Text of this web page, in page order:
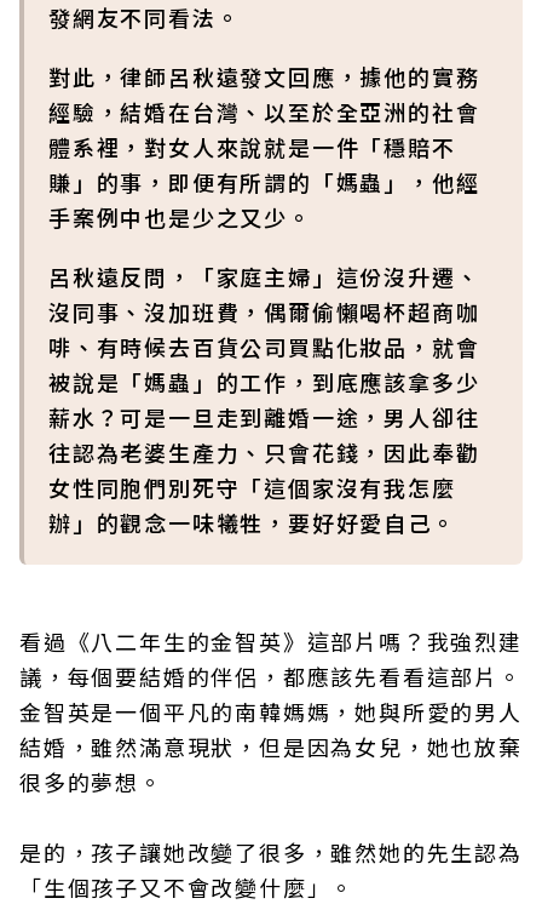
發網友不同看法。
對此，律師呂秋遠發文回應，據他的實務
經驗，結婚在台灣、以至於全亞洲的社會
體系裡，對女人來說就是一件「穩賠不
賺」的事，即便有所謂的「媽蟲」，他經
手案例中也是少之又少。
呂秋遠反問，「家庭主婦」這份沒升遷、
沒同事、沒加班費，偶爾偷懶喝杯超商咖
啡、有時候去百貨公司買點化妝品，就會
被說是「媽蟲」的工作，到底應該拿多少
薪水？可是一旦走到離婚一途，男人卻往
往認為老婆生產力、只會花錢，因此奉勸
女性同胞們別死守「這個家沒有我怎麼
辦」的觀念一味犧牲，要好好愛自己。
看過《八二年生的金智英》這部片嗎？我強烈建
議，每個要結婚的伴侶，都應該先看看這部片。
金智英是一個平凡的南韓媽媽，她與所愛的男人
結婚，雖然滿意現狀，但是因為女兒，她也放棄
很多的夢想。
是的，孩子讓她改變了很多，雖然她的先生認為
「生個孩子又不會改變什麼」。